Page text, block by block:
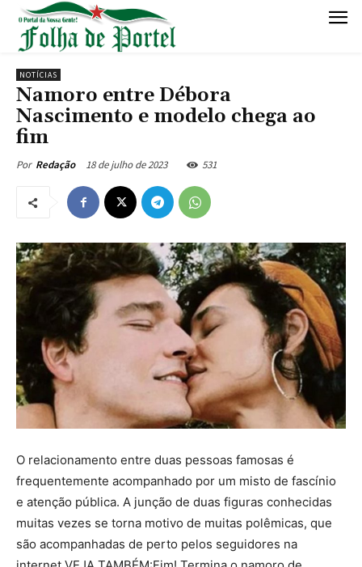
NOTÍCIAS
Namoro entre Débora
Nascimento e modelo chega ao
fim
Por Redação 18 de julho de 2023 531
O relacionamento entre duas pessoas famosas é
frequentemente acompanhado por um misto de fascínio
e atenção pública. A junção de duas figuras conhecidas
muitas vezes se torna motivo de muitas polêmicas, que
são acompanhadas de perto pelos seguidores na